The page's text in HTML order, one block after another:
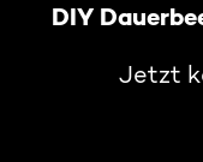
DIY
Jetzt